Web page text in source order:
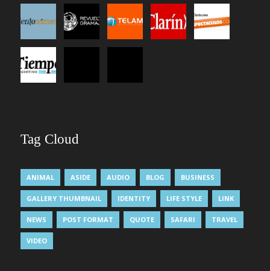
Tag Cloud
ANIMAL ASIDE AUDIO BLOG BUSINESS
GALLERY THUMBNAIL IDENTITY LIFE STYLE LINK
NEWS POST FORMAT QUOTE SAFARI TRAVEL
VIDEO